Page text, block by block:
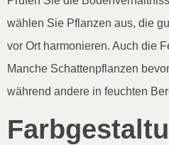
wählen Sie Pflanzen aus, die
vor Ort harmonieren. Auch die
Manche Schattenpflanzen
während andere in feuchten